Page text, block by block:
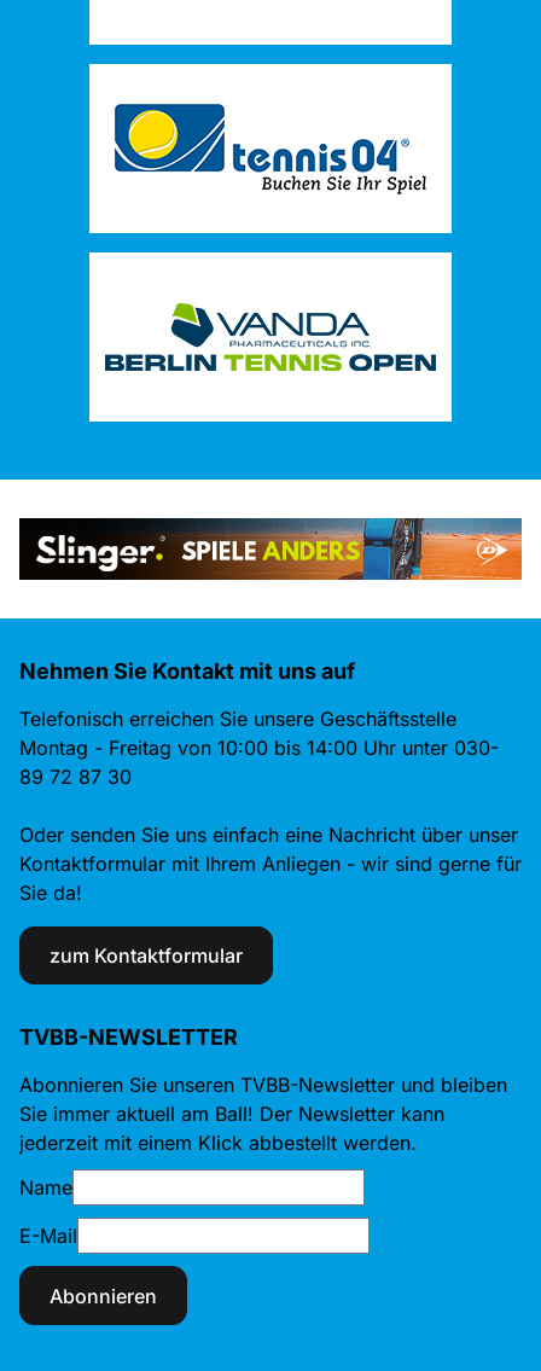
Nehmen Sie Kontakt mit uns auf
Telefonisch erreichen Sie unsere Geschäftsstelle
Montag - Freitag von 10:00 bis 14:00 Uhr unter 030-
89 72 87 30
Oder senden Sie uns einfach eine Nachricht über unser
Kontaktformular mit Ihrem Anliegen - wir sind gerne für
Sie da!
zum Kontaktformular
TVBB-NEWSLETTER
Abonnieren Sie unseren TVBB-Newsletter und bleiben
Sie immer aktuell am Ball! Der Newsletter kann
jederzeit mit einem Klick abbestellt werden.
Name
E-Mail
Abonnieren